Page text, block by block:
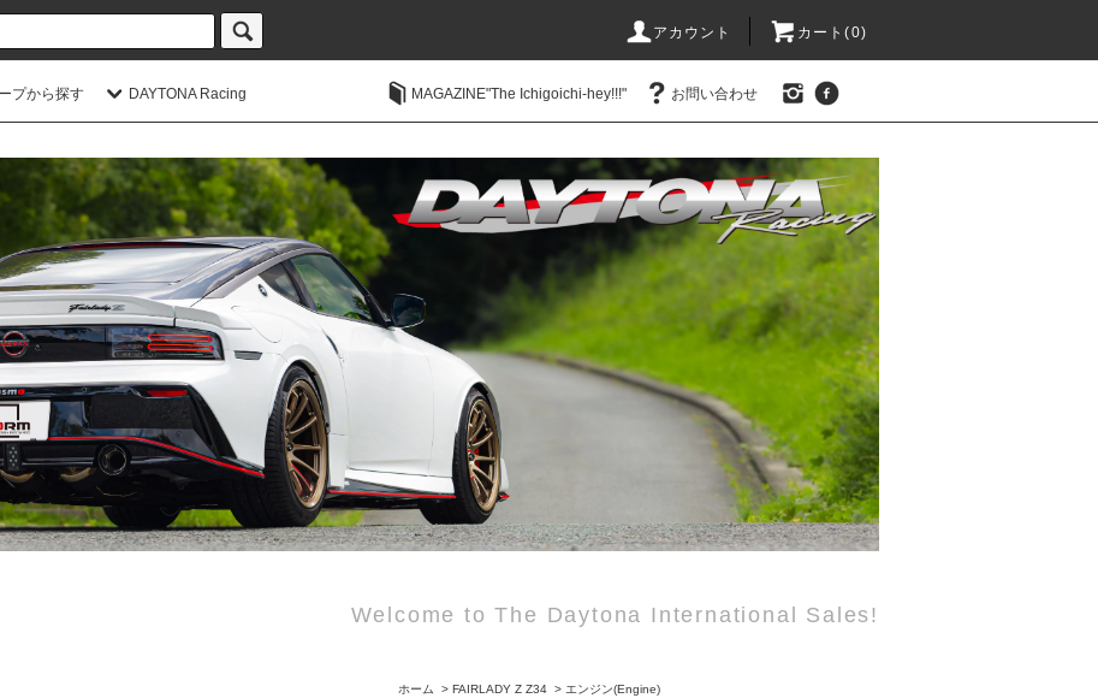
アカウント カート(0)
プから探す DAYTONA Racing MAGAZINE"The Ichigoichi-hey!!!" お問い合わせ
Welcome to The Daytona International Sales!
ホーム > FAIRLADY Z Z34 > エンジン(Engine)